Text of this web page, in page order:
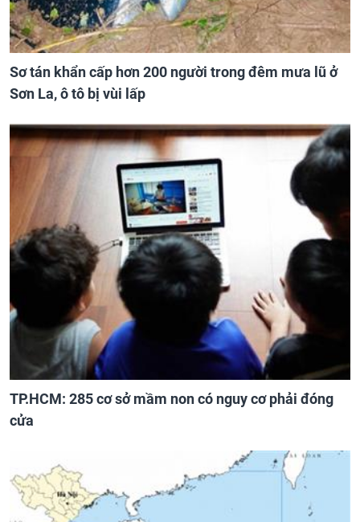
Sơ tán khẩn cấp hơn 200 người trong đêm mưa lũ ở
Sơn La, ô tô bị vùi lấp
TP.HCM: 285 cơ sở mầm non có nguy cơ phải đóng
cửa